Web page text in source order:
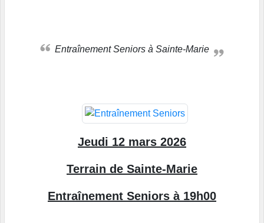
Entraînement Seniors à Sainte-Marie
Jeudi 12 mars 2026
Terrain de Sainte-Marie
Entraînement Seniors à 19h00